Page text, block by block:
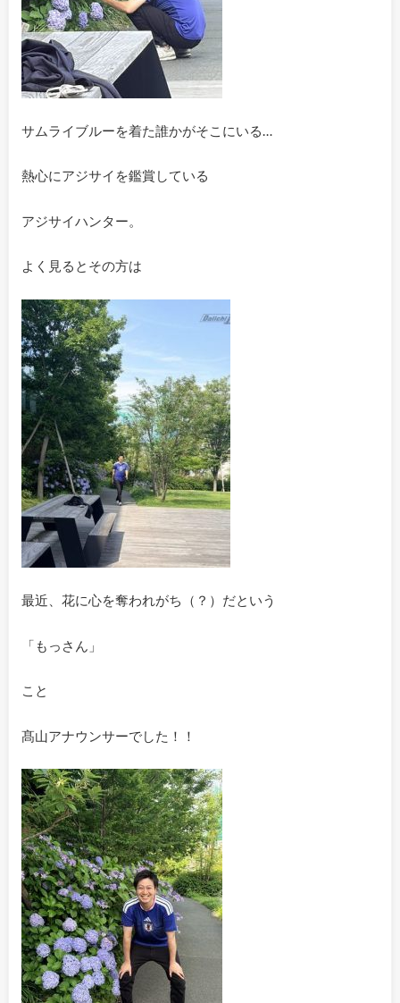
サムライブルーを着た誰かがそこにいる…
熱心にアジサイを鑑賞している
アジサイハンター。
よく見るとその方は
最近、花に心を奪われがち（？）だという
「もっさん」
こと
髙山アナウンサーでした！！